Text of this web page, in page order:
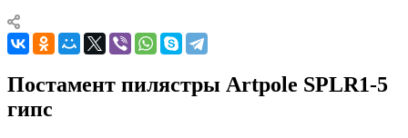
Постамент пилястры Artpole SPLR1-5
гипс